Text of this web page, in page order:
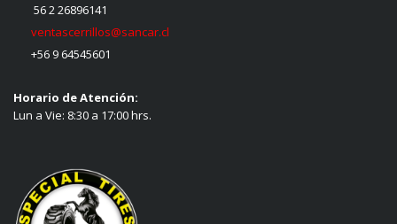
56 2 26896141
ventascerrillos@sancar.cl
+56 9 64545601
Horario de Atención:
Lun a Vie: 8:30 a 17:00 hrs.